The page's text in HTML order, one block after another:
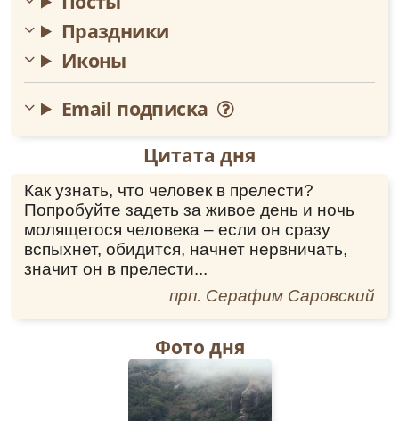
Праздники
Иконы
Email подписка
Цитата дня
Как узнать, что человек в прелести?
Попробуйте задеть за живое день и ночь
молящегося человека – если он сразу
вспыхнет, обидится, начнет нервничать,
значит он в прелести...
прп. Серафим Саровский
Фото дня